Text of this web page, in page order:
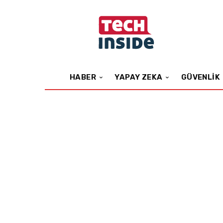
HABER YAPAY ZEKA GÜVENLIK